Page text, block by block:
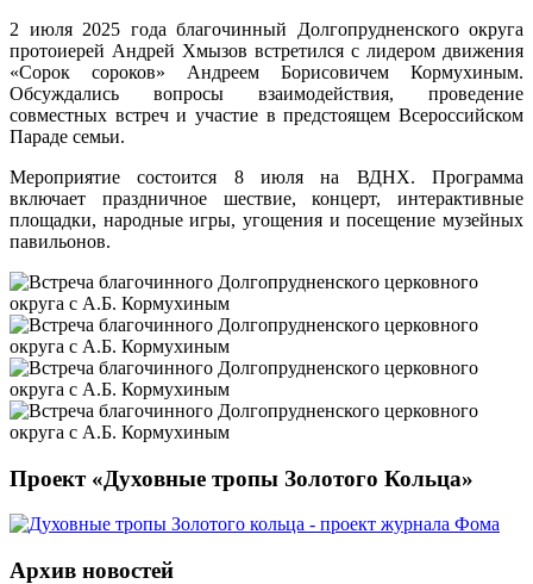
2 июля 2025 года благочинный Долгопрудненского округа
протоиерей Андрей Хмызов встретился с лидером движения
«Сорок сороков» Андреем Борисовичем Кормухиным.
Обсуждались вопросы взаимодействия, проведение
совместных встреч и участие в предстоящем Всероссийском
Параде семьи.
Мероприятие состоится 8 июля на ВДНХ. Программа
включает праздничное шествие, концерт, интерактивные
площадки, народные игры, угощения и посещение музейных
павильонов.
Проект «Духовные тропы Золотого Кольца»
Архив новостей